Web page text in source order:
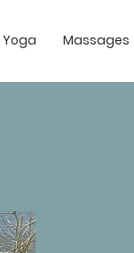
Yoga Massages